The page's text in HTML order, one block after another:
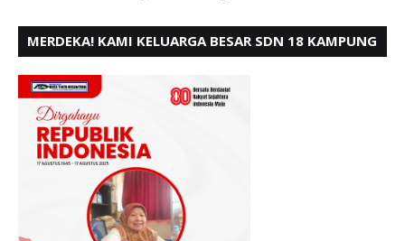
MERDEKA! KAMI KELUARGA BESAR SDN 18 KAMPUNG